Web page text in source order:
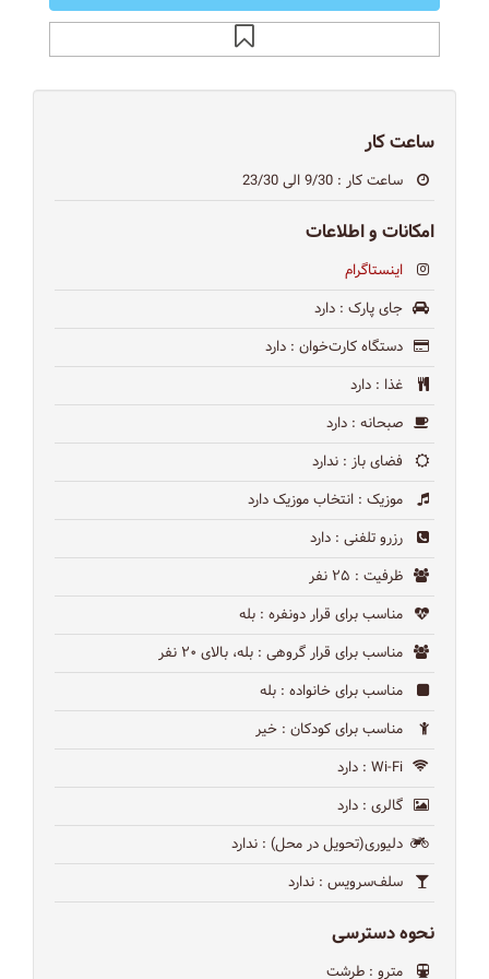
ساعت کار
ساعت کار : 9/30 الی 23/30
امکانات و اطلاعات
اینستاگرام
جای پارک : دارد
دستگاه کارت‌خوان : دارد
غذا : دارد
صبحانه : دارد
فضای باز : ندارد
موزیک : انتخاب موزیک دارد
رزرو تلفنی : دارد
ظرفیت : ۲۵ نفر
مناسب برای قرار دونفره : بله
مناسب برای قرار گروهی : بله، بالای ۲۰ نفر
مناسب برای خانواده : بله
مناسب برای کودکان : خیر
Wi-Fi : دارد
گالری : دارد
دلیوری(تحویل در محل) : ندارد
سلف‌سرویس : ندارد
نحوه دسترسی
مترو : طرشت